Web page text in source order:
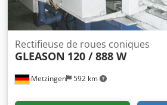
Metzingen 592 km
Rectifieuse de roues coniques
GLEASON 120 / 888 W